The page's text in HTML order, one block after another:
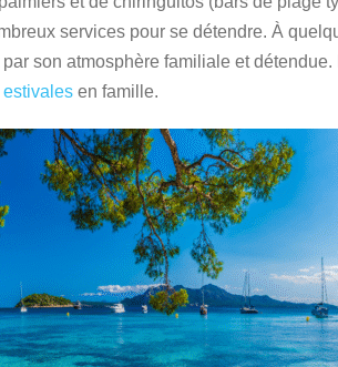
services pour se détendre. À
son atmosphère familiale et détendue.
en famille.